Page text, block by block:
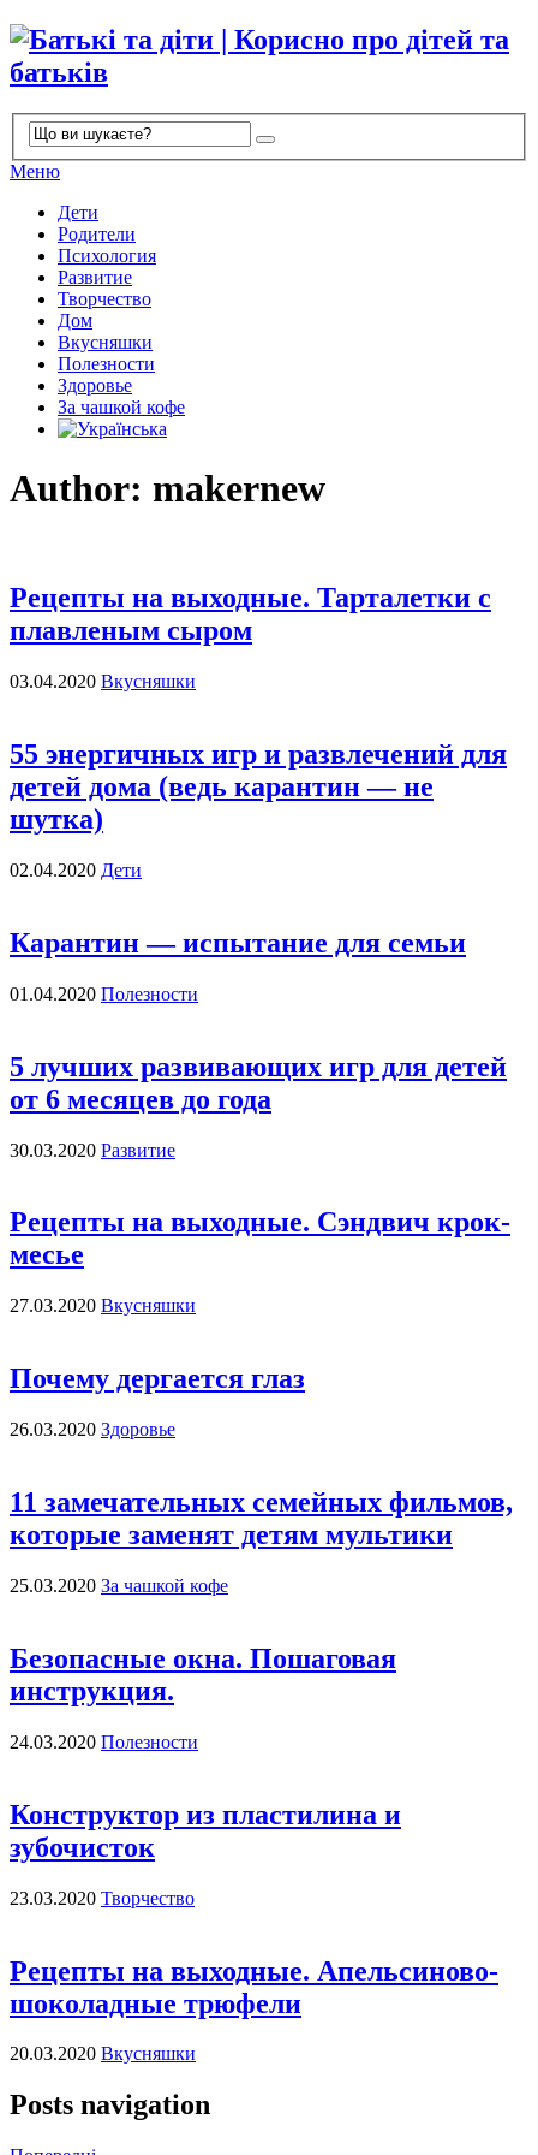
Меню
Дети
Родители
Психология
Развитие
Творчество
Дом
Вкусняшки
Полезности
Здоровье
За чашкой кофе
Author: makernew
Рецепты на выходные. Тарталетки с
плавленым сыром
03.04.2020 Вкусняшки
55 энергичных игр и развлечений для
детей дома (ведь карантин — не
шутка)
02.04.2020 Дети
Карантин — испытание для семьи
01.04.2020 Полезности
5 лучших развивающих игр для детей
от 6 месяцев до года
30.03.2020 Развитие
Рецепты на выходные. Cэндвич крок-
месье
27.03.2020 Вкусняшки
Почему дергается глаз
26.03.2020 Здоровье
11 замечательных семейных фильмов,
которые заменят детям мультики
25.03.2020 За чашкой кофе
Безопасные окна. Пошаговая
инструкция.
24.03.2020 Полезности
Конструктор из пластилина и
зубочисток
23.03.2020 Творчество
Рецепты на выходные. Апельсиново-
шоколадные трюфели
20.03.2020 Вкусняшки
Posts navigation